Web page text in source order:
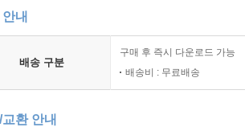
내
배송 구분
구매 후 즉시 다운로드 가능
배송비 : 무료배송
환 안내